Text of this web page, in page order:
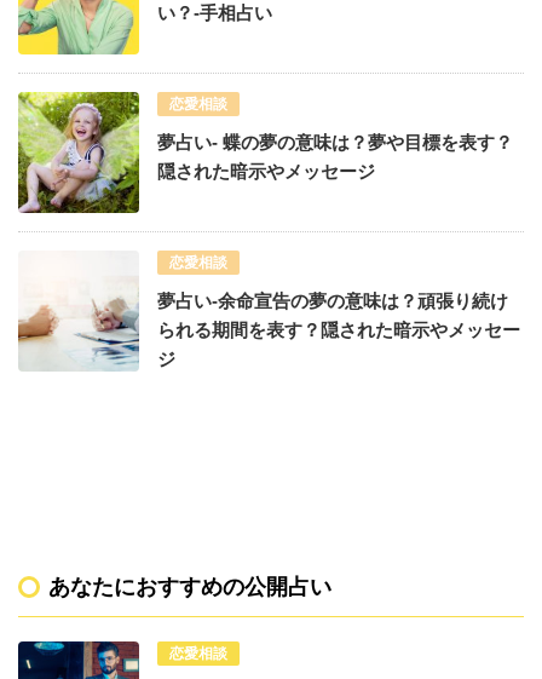
い？-手相占い
恋愛相談
夢占い- 蝶の夢の意味は？夢や目標を表す？
隠された暗示やメッセージ
恋愛相談
夢占い-余命宣告の夢の意味は？頑張り続け
られる期間を表す？隠された暗示やメッセー
ジ
あなたにおすすめの公開占い
恋愛相談